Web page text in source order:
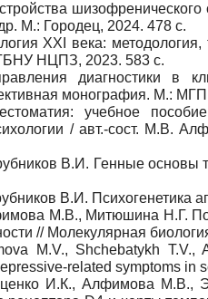
М.: Городец, 2024. 478 с.
XXI века:
НЦПЗ, 2023. 583 с.
диагностики в
монография. М.:
учебное
/ авт.-сост. М.В.
В.И. Генные основы
В.И. Психогенетика
М.В., Митюшина Н.Г.
// Молекулярная
M.V., Shchebatykh
related symptoms in
И.К., Алфимова М.В.,